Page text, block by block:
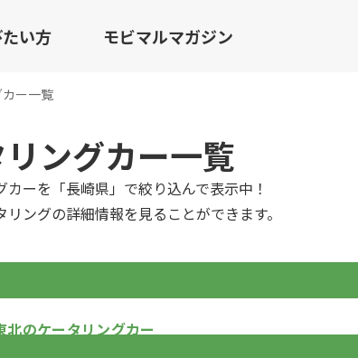
い方 モビマルマガジン
ー一覧
ングカー一覧
ーを「長崎県」で絞り込んで表示中！
ングの詳細情報を見ることができます。
北のケータリングカー